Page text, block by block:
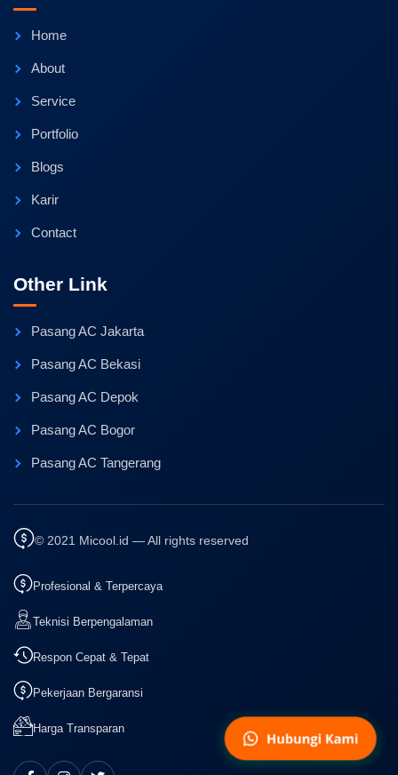
Home
About
Service
Portfolio
Blogs
Karir
Contact
Other Link
Pasang AC Jakarta
Pasang AC Bekasi
Pasang AC Depok
Pasang AC Bogor
Pasang AC Tangerang
© 2021 Micool.id — All rights reserved
Profesional & Terpercaya
Teknisi Berpengalaman
Respon Cepat & Tepat
Pekerjaan Bergaransi
Harga Transparan